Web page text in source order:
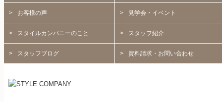
お客様の声 見学会・イベント
スタイルカンパニーのこと スタッフ紹介
スタッフブログ 資料請求・お問い合わせ